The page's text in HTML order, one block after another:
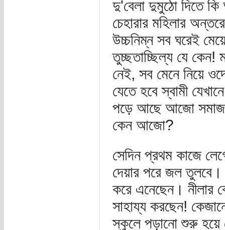
দু'বেলা দুমুঠো দিতে
চেহারার মহিলার
উচ্চনিম্ন সব ঘরেই
তুচ্ছতাচ্ছিল্য যে কেন!
নেই, সব মেনে নিয়ে
যেতে হবে স্বামী
পড়ে আছে আজো সমাজ?
কেন আজো?
সেদিন প্রথম কাজে
দেয়ার পরে জল তুলবে।
করে এনেছেন। নীলার
সাহায্য করছেন!
স্কুলে পড়ানো শুরু হয়ে